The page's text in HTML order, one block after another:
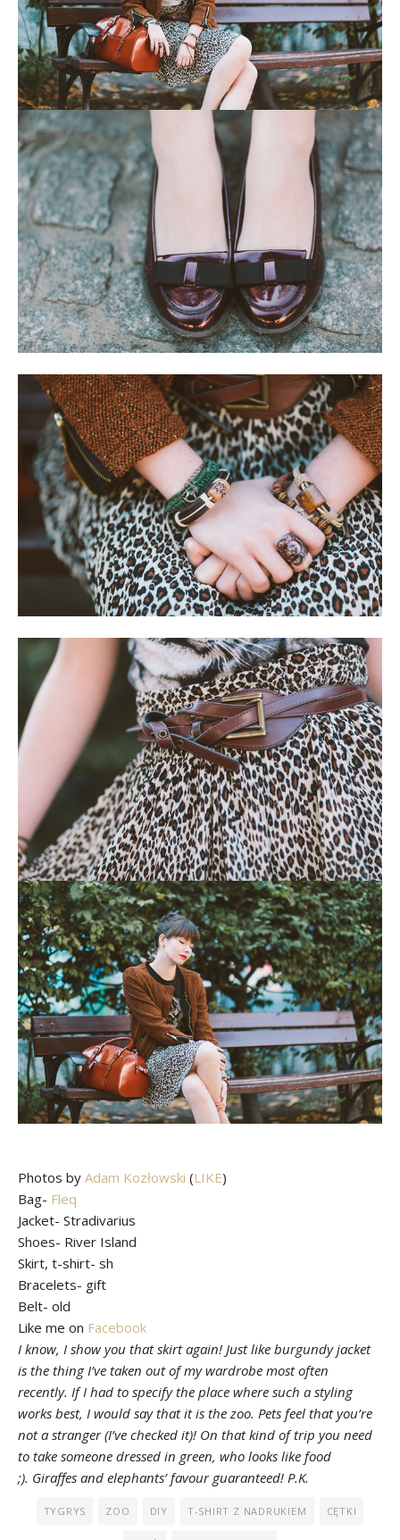
Photos by Adam Kozłowski (LIKE)
Bag- Fleq
Jacket- Stradivarius
Shoes- River Island
Skirt, t-shirt- sh
Bracelets- gift
Belt- old
Like me on Facebook
I know, I show you that skirt again! Just like burgundy jacket
is the thing I’ve taken out of my wardrobe most often
recently. If I had to specify the place where such a styling
works best, I would say that it is the zoo. Pets feel that you’re
not a stranger (I’ve checked it)! On that kind of trip you need
to take someone dressed in green, who looks like food
;). Giraffes and elephants’ favour guaranteed! P.K.
TYGRYS ZOO DIY T-SHIRT Z NADRUKIEM CĘTKI